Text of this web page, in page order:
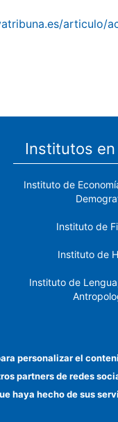
articulo/
Institutos en
Instituto de
Instituto de
Instituto de
Instituto de
Próximo
Instituto de
personalizar el
partners de redes
haya hecho de sus